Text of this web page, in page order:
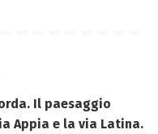
Il paesaggio
Appia e la via Latina.